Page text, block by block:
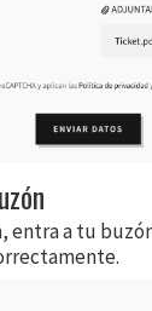
entra a tu